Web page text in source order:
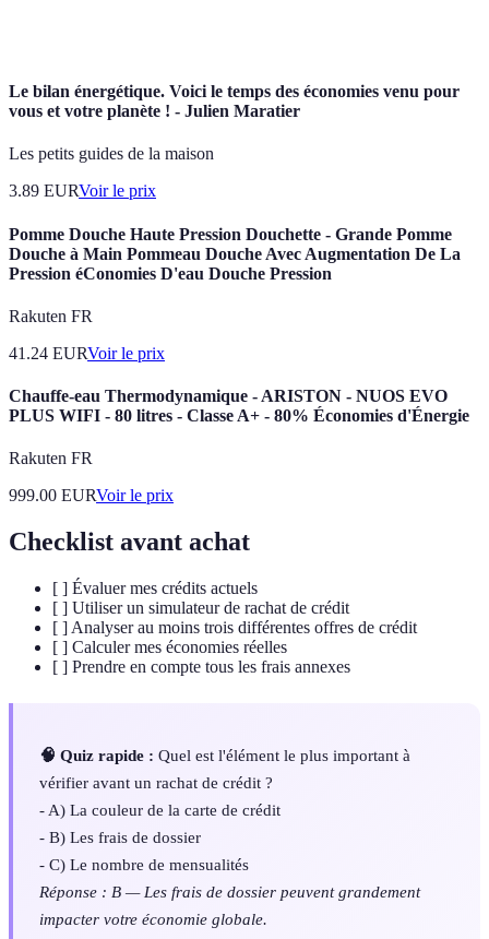
Le bilan énergétique. Voici le temps des économies venu pour
vous et votre planète ! - Julien Maratier
Les petits guides de la maison
3.89 EURVoir le prix
Pomme Douche Haute Pression Douchette - Grande Pomme
Douche à Main Pommeau Douche Avec Augmentation De La
Pression éConomies D'eau Douche Pression
Rakuten FR
41.24 EURVoir le prix
Chauffe-eau Thermodynamique - ARISTON - NUOS EVO
PLUS WIFI - 80 litres - Classe A+ - 80% Économies d'Énergie
Rakuten FR
999.00 EURVoir le prix
Checklist avant achat
[ ] Évaluer mes crédits actuels
[ ] Utiliser un simulateur de rachat de crédit
[ ] Analyser au moins trois différentes offres de crédit
[ ] Calculer mes économies réelles
[ ] Prendre en compte tous les frais annexes
🧠 Quiz rapide : Quel est l'élément le plus important à
vérifier avant un rachat de crédit ?
- A) La couleur de la carte de crédit
- B) Les frais de dossier
- C) Le nombre de mensualités
Réponse : B — Les frais de dossier peuvent grandement
impacter votre économie globale.